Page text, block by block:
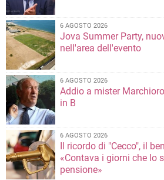
6 AGOSTO 2026
Jova Summer Party,
nell'area dell'evento
6 AGOSTO 2026
Addio a mister
in B
6 AGOSTO 2026
Il ricordo di "Cecco", il
«Contava i giorni che lo
pensione»